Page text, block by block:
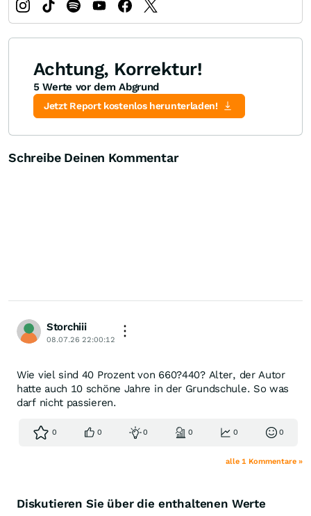
Achtung, Korrektur!
5 Werte vor dem Abgrund
Jetzt Report kostenlos herunterladen!
Schreibe Deinen Kommentar
Storchiii
08.07.26 22:00:12
Wie viel sind 40 Prozent von 660?440? Alter, der Autor
hatte auch 10 schöne Jahre in der Grundschule. So was
darf nicht passieren.
0 0 0 0 0 0
alle 1 Kommentare »
Diskutieren Sie über die enthaltenen Werte